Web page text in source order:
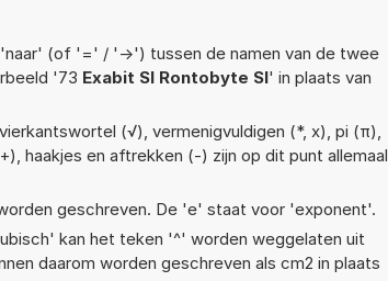
(of '=' / '->') tussen de namen van de twee
'73 Exabit SI Rontobyte SI' in plaats van
(√), vermenigvuldigen (*, x), pi (π),
haakjes en aftrekken (-) zijn op dit punt allemaal
geschreven. De 'e' staat voor 'exponent'.
kan het teken '^' worden weggelaten uit
daarom worden geschreven als cm2 in plaats